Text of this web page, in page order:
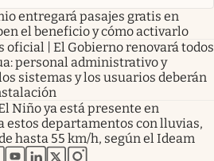
entregará pasajes gratis en
el beneficio y cómo activarlo
oficial | El Gobierno renovará todos
personal administrativo y
sistemas y los usuarios deberán
Niño ya está presente en
estos departamentos con lluvias,
hasta 55 km/h, según el Ideam
abre en nueva pestaña
abre en nueva pestaña
abre en nueva pestaña
abre en nueva pestaña
abre en nueva pestaña